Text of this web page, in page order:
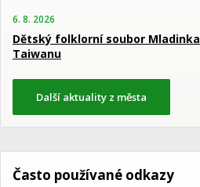
6. 8. 2026
Dětský folklorní soubor
Taiwanu
Další aktuality z města
Často používané odkazy